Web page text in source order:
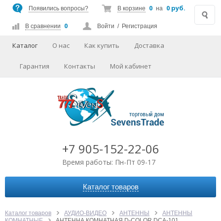
Появились вопросы? В корзине 0 на 0 руб.
В сравнении 0 Войти / Регистрация
Каталог О нас Как купить Доставка
Гарантия Контакты Мой кабинет
+7 905-152-22-06
Время работы: Пн-Пт 09-17
Каталог товаров
Каталог товаров АУДИО-ВИДЕО АНТЕННЫ
АНТЕННЫ